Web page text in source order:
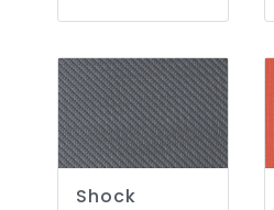
Shock